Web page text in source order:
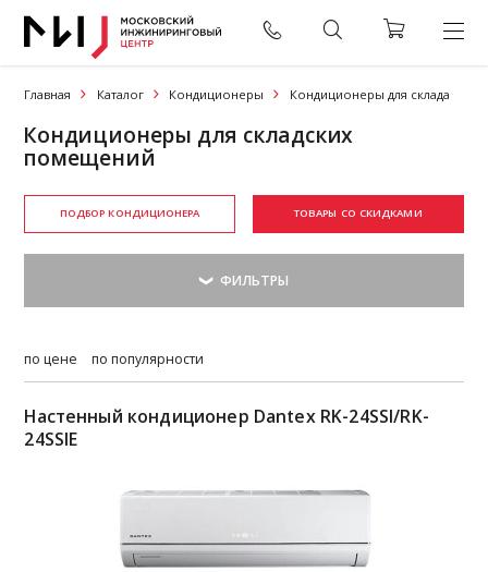
Главная Каталог Кондиционеры Кондиционеры для склада
Кондиционеры для складских
помещений
ПОДБОР КОНДИЦИОНЕРА ТОВАРЫ СО СКИДКАМИ
по цене по популярности
Настенный кондиционер Dantex RK-24SSI/RK-
24SSIЕ